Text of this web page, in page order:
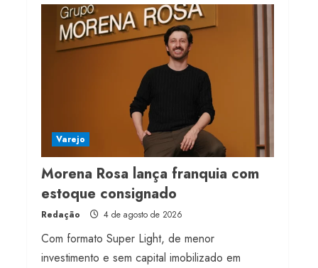
milhões de receita em
2026
4 de agosto de 2026
Projeto testa passaporte
digital na moda nacional
4 de agosto de 2026
Varejo
Morena Rosa lança franquia com
estoque consignado
Redação 4 de agosto de 2026
Com formato Super Light, de menor
investimento e sem capital imobilizado em